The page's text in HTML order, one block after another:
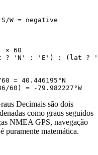
W = negative
× 60
? 'N' : 'E') : (lat ?
= 40.446195°N
60) = -79.982227°W
Decimais são dois
como graus seguidos
NMEA GPS, navegação
puramente matemática.